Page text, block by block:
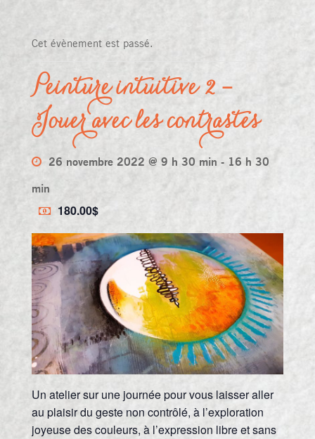
Cet évènement est passé.
Peinture intuitive 2 –
Jouer avec les contrastes
26 novembre 2022 @ 9 h 30 min - 16 h 30
min
180.00$
Un atelier sur une journée pour vous laisser aller
au plaisir du geste non contrôlé, à l’exploration
joyeuse des couleurs, à l’expression libre et sans